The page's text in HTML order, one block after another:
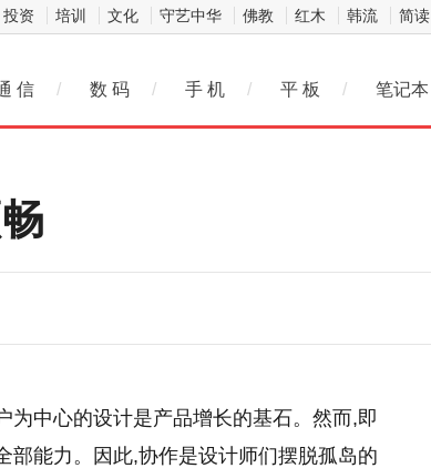
投资 培训 文化 守艺中华 佛教 红木 韩流 简读
信 / 数 码 / 手 机 / 平 板 / 笔记本
中心的设计是产品增长的基石。然而,即
部能力。因此,协作是设计师们摆脱孤岛的